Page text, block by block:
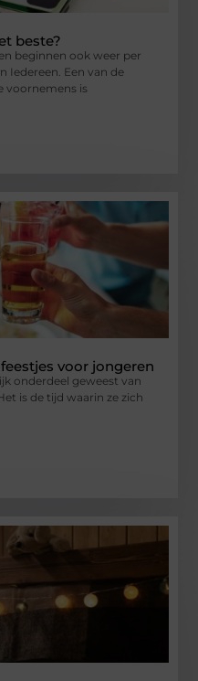
beste?
beginnen ook weer per
Iedereen. Een van de
voornemens is
voor jongeren
onderdeel geweest van
is de tijd waarin ze zich